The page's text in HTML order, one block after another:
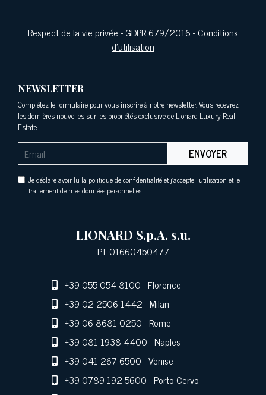
Respect de la vie privée-GDPR 679/2016-Conditions
d'utilisation
NEWSLETTER
Complétez le formulaire pour vous inscrire à notre newsletter. Vous recevrez
les dernières nouvelles sur les propriétés exclusive de Lionard Luxury Real
Estate.
ENVOYER
Je déclare avoir lu la politique de confidentialité et j'accepte l'utilisation et le
traitement de mes données personnelles
LIONARD S.p.A. s.u.
P.I. 01660450477
+39 055 054 8100- Florence
+39 02 2506 1442- Milan
+39 06 8681 0250- Rome
+39 081 1938 4400- Naples
+39 041 267 6500- Venise
+39 0789 192 5600- Porto Cervo